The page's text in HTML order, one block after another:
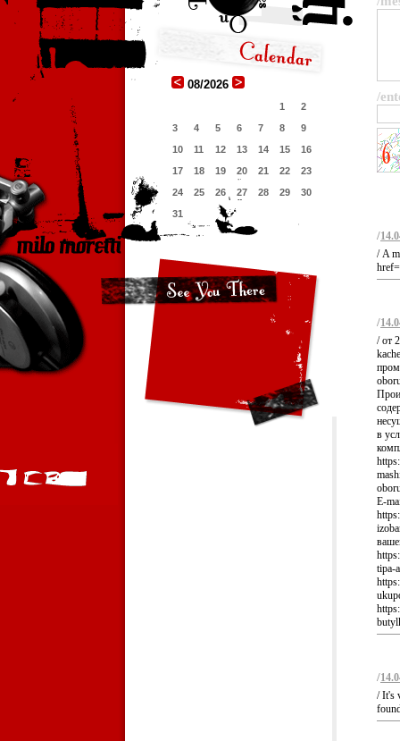
08/2026
1
2
3
4 5 6 7 8
9
10
11 12 13 14 15
16
17
18 19 20 21 22
23
24
25 26 27 28 29
30
31
/
/
/ A
/
/ от
в
E-
tipa-
/
/ It's